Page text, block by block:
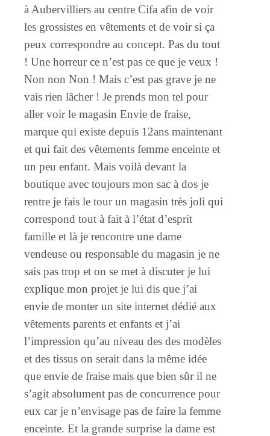
à Aubervilliers au centre Cifa afin de voir
les grossistes en vêtements et de voir si ça
peux correspondre au concept. Pas du tout
! Une horreur ce n’est pas ce que je veux !
Non non Non ! Mais c’est pas grave je ne
vais rien lâcher ! Je prends mon tel pour
aller voir le magasin Envie de fraise,
marque qui existe depuis 12ans maintenant
et qui fait des vêtements femme enceinte et
un peu enfant. Mais voilà devant la
boutique avec toujours mon sac à dos je
rentre je fais le tour un magasin très joli qui
correspond tout à fait à l’état d’esprit
famille et là je rencontre une dame
vendeuse ou responsable du magasin je ne
sais pas trop et on se met à discuter je lui
explique mon projet je lui dis que j’ai
envie de monter un site internet dédié aux
vêtements parents et enfants et j’ai
l’impression qu’au niveau des des modèles
et des tissus on serait dans la même idée
que envie de fraise mais que bien sûr il ne
s’agit absolument pas de concurrence pour
eux car je n’envisage pas de faire la femme
enceinte. Et la grande surprise la dame est